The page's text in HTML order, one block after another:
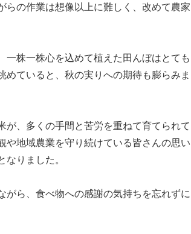
らの作業は想像以上に難しく、改めて農家
株一株心を込めて植えた田んぼはとても
ていると、秋の実りへの期待も膨らみま
、多くの手間と苦労を重ねて育てられて
や地域農業を守り続けている皆さんの思い
りました。
がら、食べ物への感謝の気持ちを忘れずに